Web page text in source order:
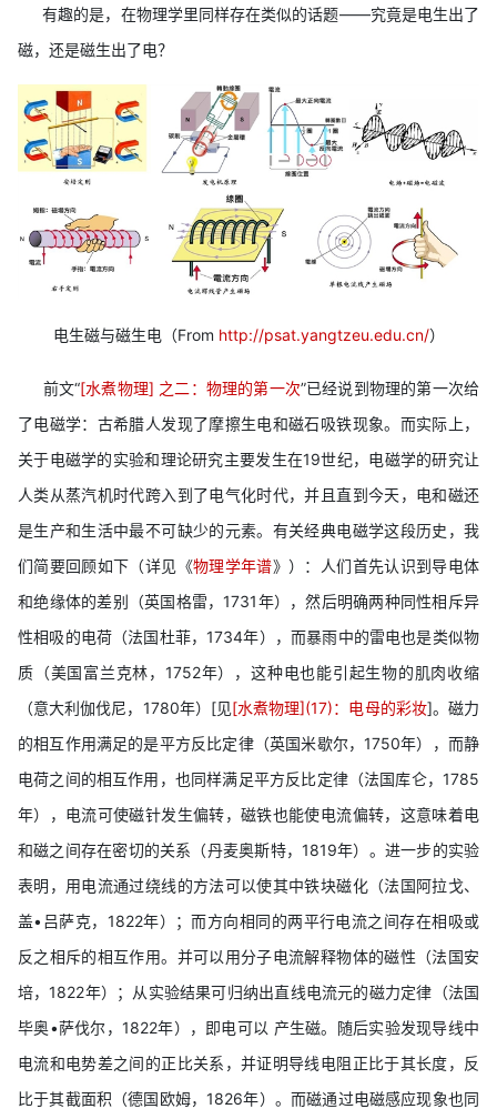
有趣的是，在物理学里同样存在类似的话题——究竟是电生出了
磁，还是磁生出了电？
电生磁与磁生电（From http://psat.yangtzeu.edu.cn/）
前文“[水煮物理] 之二：物理的第一次”已经说到物理的第一次给
了电磁学：古希腊人发现了摩擦生电和磁石吸铁现象。而实际上，
关于电磁学的实验和理论研究主要发生在19世纪，电磁学的研究让
人类从蒸汽机时代跨入到了电气化时代，并且直到今天，电和磁还
是生产和生活中最不可缺少的元素。有关经典电磁学这段历史，我
们简要回顾如下（详见《物理学年谱》）：人们首先认识到导电体
和绝缘体的差别（英国格雷，1731年），然后明确两种同性相斥异
性相吸的电荷（法国杜菲，1734年），而暴雨中的雷电也是类似物
质（美国富兰克林，1752年），这种电也能引起生物的肌肉收缩
（意大利伽伐尼，1780年）[见[水煮物理](17)：电母的彩妆]。磁力
的相互作用满足的是平方反比定律（英国米歇尔，1750年），而静
电荷之间的相互作用，也同样满足平方反比定律（法国库仑，1785
年），电流可使磁针发生偏转，磁铁也能使电流偏转，这意味着电
和磁之间存在密切的关系（丹麦奥斯特，1819年）。进一步的实验
表明，用电流通过绕线的方法可以使其中铁块磁化（法国阿拉戈、
盖•吕萨克，1822年）；而方向相同的两平行电流之间存在相吸或
反之相斥的相互作用。并可以用分子电流解释物体的磁性（法国安
培，1822年）；从实验结果可归纳出直线电流元的磁力定律（法国
毕奥•萨伐尔，1822年），即电可以 产生磁。随后实验发现导线中
电流和电势差之间的正比关系，并证明导线电阻正比于其长度，反
比于其截面积（德国欧姆，1826年）。而磁通过电磁感应现象也同